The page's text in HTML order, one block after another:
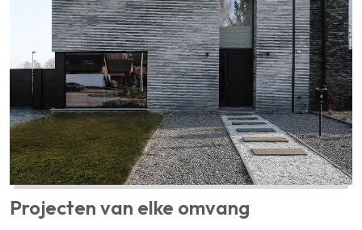
Projecten van elke omvang